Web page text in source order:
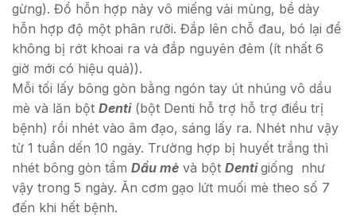
gừng). Đổ hỗn hợp này vô miếng vải mùng, bề dày
hỗn hợp độ một phân rưỡi. Đắp lên chỗ đau, bó lại để
không bị rớt khoai ra và đắp nguyên đêm (ít nhất 6
giờ mới có hiệu quả)).
Mỗi tối lấy bông gòn bằng ngón tay út nhúng vô dầu
mè và lăn bột Denti(bột Denti hỗ trợ hỗ trợ điều trị
bệnh) rồi nhét vào âm đạo, sáng lấy ra. Nhét như vậy
từ 1 tuần dến 10 ngày. Trường hợp bị huyết trắng thì
nhét bông gòn tẩm Dầu mè và bột Dentigiống như
vậy trong 5 ngày. Ăn cơm gạo lứt muối mè theo số 7
đến khi hết bệnh.